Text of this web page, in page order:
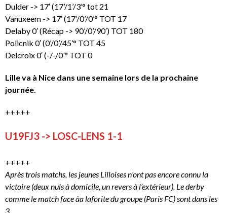
Dulder -> 17′ (17’/1’/3’° tot 21
Vanuxeem -> 17′ (17’/0’/0’° TOT 17
Delaby 0′ (Récap -> 90’/0’/90′) TOT 180
Policnik 0′ (0’/0’/45’° TOT 45
Delcroix 0′ (-/-/0’° TOT 0
Lille va à Nice dans une semaine lors de la prochaine
journée.
+++++
U19FJ3 -> LOSC-LENS 1-1
+++++
Après trois matchs, les jeunes Lilloises n’ont pas encore connu la
victoire (deux nuls à domicile, un revers à l’extérieur). Le derby
comme le match face àa laforite du groupe (Paris FC) sont dans les
3.